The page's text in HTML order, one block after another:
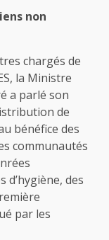
non
chargés de
la Ministre
a parlé son
de
bénéfice des
communautés
d’hygiène, des
par les